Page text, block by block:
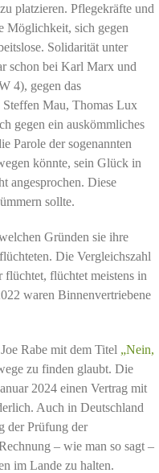
platzieren. Pflegekräfte und
Möglichkeit, sich gegen
Solidarität unter
schon bei Karl Marx und
4), gegen das
Steffen Mau, Thomas Lux
gegen ein auskömmliches
Parole der sogenannten
könnte, sein Glück in
angesprochen. Diese
sollte.
Gründen sie ihre
Die Vergleichszahl
flüchtet meistens in
waren Binnenvertriebene
Rabe mit dem Titel „Nein,
zu finden glaubt. Die
2024 einen Vertrag mit
Auch in Deutschland
der Prüfung der
– wie man so sagt –
im Lande zu halten.